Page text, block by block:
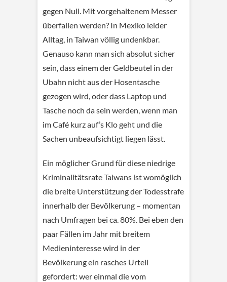
gegen Null. Mit vorgehaltenem Messer
überfallen werden? In Mexiko leider
Alltag, in Taiwan völlig undenkbar.
Genauso kann man sich absolut sicher
sein, dass einem der Geldbeutel in der
Ubahn nicht aus der Hosentasche
gezogen wird, oder dass Laptop und
Tasche noch da sein werden, wenn man
im Café kurz auf’s Klo geht und die
Sachen unbeaufsichtigt liegen lässt.
Ein möglicher Grund für diese niedrige
Kriminalitätsrate Taiwans ist womöglich
die breite Unterstützung der Todesstrafe
innerhalb der Bevölkerung – momentan
nach Umfragen bei ca. 80%. Bei eben den
paar Fällen im Jahr mit breitem
Medieninteresse wird in der
Bevölkerung ein rasches Urteil
gefordert: wer einmal die vom